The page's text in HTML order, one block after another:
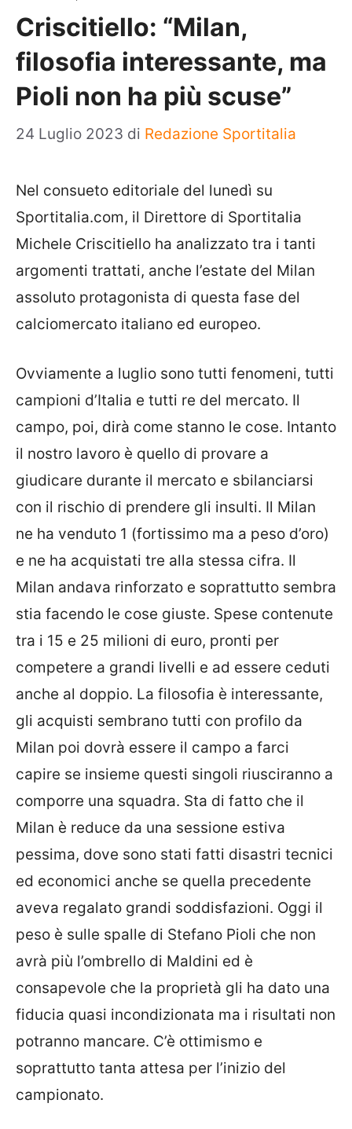
Criscitiello: “Milan,
filosofia interessante, ma
Pioli non ha più scuse”
24 Luglio 2023 di Redazione Sportitalia
Nel consueto editoriale del lunedì su
Sportitalia.com, il Direttore di Sportitalia
Michele Criscitiello ha analizzato tra i tanti
argomenti trattati, anche l’estate del Milan
assoluto protagonista di questa fase del
calciomercato italiano ed europeo.
Ovviamente a luglio sono tutti fenomeni, tutti
campioni d’Italia e tutti re del mercato. Il
campo, poi, dirà come stanno le cose. Intanto
il nostro lavoro è quello di provare a
giudicare durante il mercato e sbilanciarsi
con il rischio di prendere gli insulti. Il Milan
ne ha venduto 1 (fortissimo ma a peso d’oro)
e ne ha acquistati tre alla stessa cifra. Il
Milan andava rinforzato e soprattutto sembra
stia facendo le cose giuste. Spese contenute
tra i 15 e 25 milioni di euro, pronti per
competere a grandi livelli e ad essere ceduti
anche al doppio. La filosofia è interessante,
gli acquisti sembrano tutti con profilo da
Milan poi dovrà essere il campo a farci
capire se insieme questi singoli riusciranno a
comporre una squadra. Sta di fatto che il
Milan è reduce da una sessione estiva
pessima, dove sono stati fatti disastri tecnici
ed economici anche se quella precedente
aveva regalato grandi soddisfazioni. Oggi il
peso è sulle spalle di Stefano Pioli che non
avrà più l’ombrello di Maldini ed è
consapevole che la proprietà gli ha dato una
fiducia quasi incondizionata ma i risultati non
potranno mancare. C’è ottimismo e
soprattutto tanta attesa per l’inizio del
campionato.